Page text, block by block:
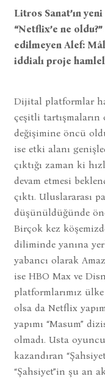
Litros Sanat’ın
“Netflix’e ne
edilmeyen Alef:
iddialı proje
Dijital platformlar
çeşitli tartışmaların
değişimine öncü
ise etki alanı
çıktığı zaman ki
devam etmesi
çıktı. Uluslararası
düşünüldüğünde
Birçok kez
diliminde yanına
yabancı olarak
ise HBO Max ve
platformlarımız
olsa da Netflix
yapımı “Masum”
olmadı. Usta
kazandıran
“Şahsiyet”in şu an